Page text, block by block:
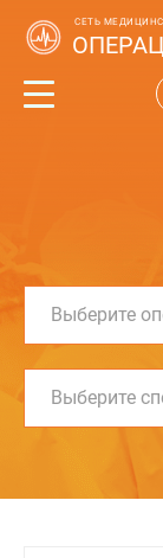
СЕТЬ
Выберите
Выберите